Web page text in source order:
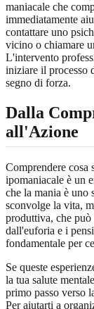
maniacale che
immediatamente
contattare uno
vicino o chiamare
L'intervento
iniziare il processo
segno di forza.
Dalla
all'Azione
Comprendere cosa
ipomaniacale è un
che la mania è uno
sconvolge la vita,
produttiva, che può
dall'euforia e i
fondamentale per
Se queste
la tua salute
primo passo verso
Per aiutarti a